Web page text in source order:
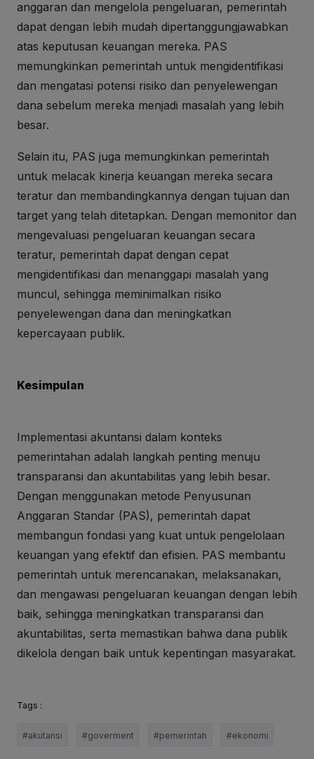
anggaran dan mengelola pengeluaran, pemerintah
dapat dengan lebih mudah dipertanggungjawabkan
atas keputusan keuangan mereka. PAS
memungkinkan pemerintah untuk mengidentifikasi
dan mengatasi potensi risiko dan penyelewengan
dana sebelum mereka menjadi masalah yang lebih
besar.
Selain itu, PAS juga memungkinkan pemerintah
untuk melacak kinerja keuangan mereka secara
teratur dan membandingkannya dengan tujuan dan
target yang telah ditetapkan. Dengan memonitor dan
mengevaluasi pengeluaran keuangan secara
teratur, pemerintah dapat dengan cepat
mengidentifikasi dan menanggapi masalah yang
muncul, sehingga meminimalkan risiko
penyelewengan dana dan meningkatkan
kepercayaan publik.
Kesimpulan
Implementasi akuntansi dalam konteks
pemerintahan adalah langkah penting menuju
transparansi dan akuntabilitas yang lebih besar.
Dengan menggunakan metode Penyusunan
Anggaran Standar (PAS), pemerintah dapat
membangun fondasi yang kuat untuk pengelolaan
keuangan yang efektif dan efisien. PAS membantu
pemerintah untuk merencanakan, melaksanakan,
dan mengawasi pengeluaran keuangan dengan lebih
baik, sehingga meningkatkan transparansi dan
akuntabilitas, serta memastikan bahwa dana publik
dikelola dengan baik untuk kepentingan masyarakat.
Tags :
#akutansi #goverment #pemerintah #ekonomi